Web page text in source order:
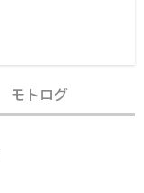
モトログ